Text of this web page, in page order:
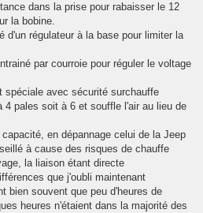
dans la prise pour rabaisser le 12
la bobine.
d'un régulateur à la base pour limiter la
par courroie pour réguler le voltage
spéciale avec sécurité surchauffe
4 pales soit à 6 et souffle l'air au lieu de
en dépannage celui de la Jeep
à cause des risques de chauffe
la liaison étant directe
que j'oubli maintenant
bien souvent que peu d'heures de
heures n'étaient dans la majorité des